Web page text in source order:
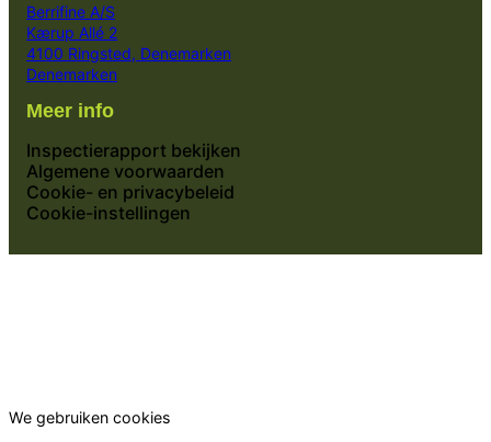
Berrifine A/S
Kærup Allé 2
4100 Ringsted, Denemarken
Denemarken
Meer info
Inspectierapport bekijken
Algemene voorwaarden
Cookie- en privacybeleid
Cookie-instellingen
We gebruiken cookies